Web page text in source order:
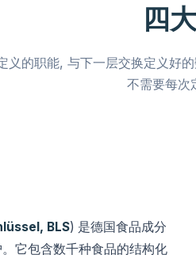
四
义的职能, 与下一层交换定义好
不需要每次
BLS) 是德国食品成分
它包含数千种食品的结构化